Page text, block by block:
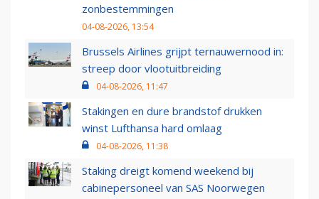
zonbestemmingen
04-08-2026, 13:54
Brussels Airlines grijpt ternauwernood in:
streep door vlootuitbreiding
04-08-2026, 11:47
Stakingen en dure brandstof drukken
winst Lufthansa hard omlaag
04-08-2026, 11:38
Staking dreigt komend weekend bij
cabinepersoneel van SAS Noorwegen